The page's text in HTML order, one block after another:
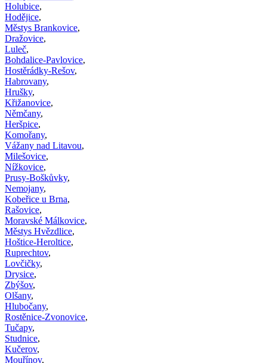
Holubice,
Hodějice,
Městys Brankovice,
Dražovice,
Luleč,
Bohdalice-Pavlovice,
Hostěrádky-Rešov,
Habrovany,
Hrušky,
Křižanovice,
Němčany,
Heršpice,
Komořany,
Vážany nad Litavou,
Milešovice,
Nížkovice,
Prusy-Boškůvky,
Nemojany,
Kobeřice u Brna,
Rašovice,
Moravské Málkovice,
Městys Hvězdlice,
Hoštice-Heroltice,
Ruprechtov,
Lovčičky,
Drysice,
Zbýšov,
Olšany,
Hlubočany,
Rostěnice-Zvonovice,
Tučapy,
Studnice,
Kučerov,
Mouřínov,